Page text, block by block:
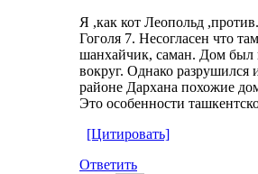
Я ,как кот Леопольд
Гоголя 7. Несогласен что
шанхайчик, саман. Дом
вокруг. Однако разрушился
районе Дархана похожие
Это особенности
[Цитировать]
Ответить